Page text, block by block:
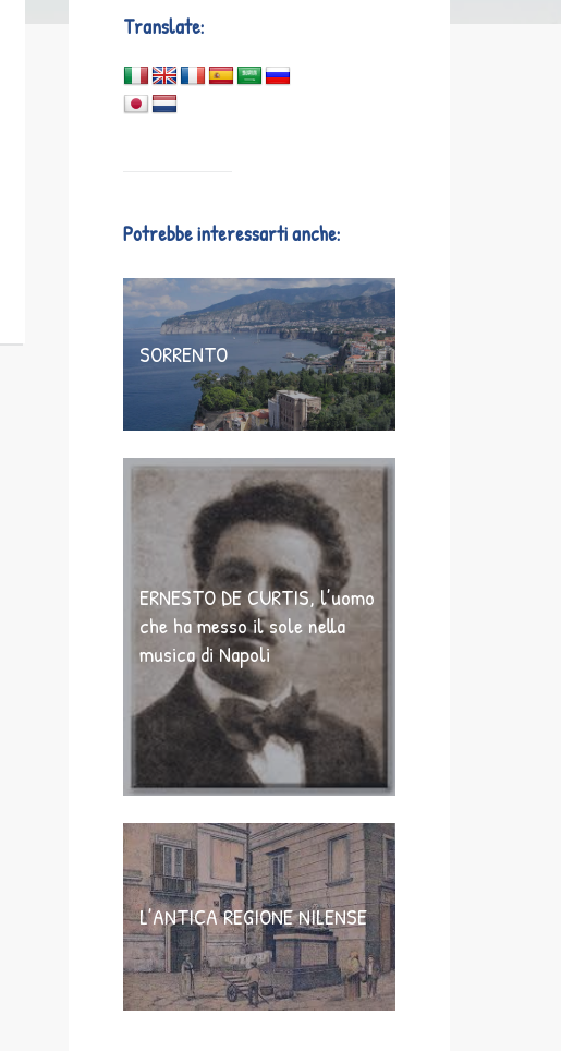
Translate:
Potrebbe interessarti anche:
SORRENTO
ERNESTO DE CURTIS, l’uomo
che ha messo il sole nella
musica di Napoli
L’ANTICA REGIONE NILENSE